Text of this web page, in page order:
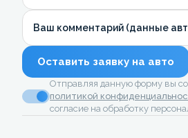
Ваш комментарий (данные
Оставить заявку на авто
Отправляя данную форму вы
политикой
согласие на обработку